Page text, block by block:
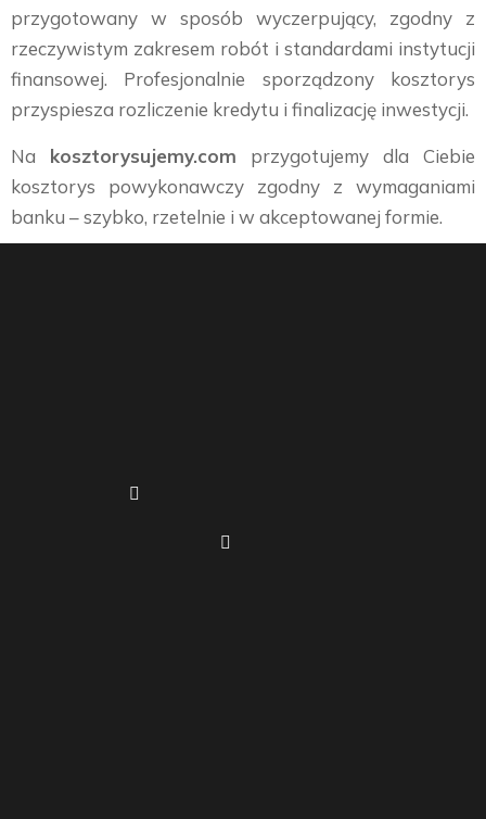
przygotowany w sposób wyczerpujący, zgodny z
rzeczywistym zakresem robót i standardami instytucji
finansowej. Profesjonalnie sporządzony kosztorys
przyspiesza rozliczenie kredytu i finalizację inwestycji.
Na kosztorysujemy.com przygotujemy dla Ciebie
kosztorys powykonawczy zgodny z wymaganiami
banku – szybko, rzetelnie i w akceptowanej formie.